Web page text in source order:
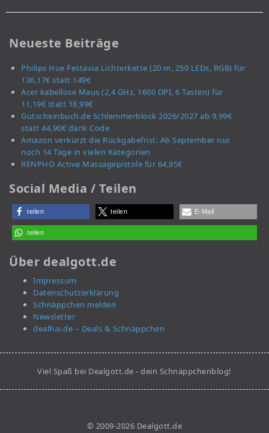
Neueste Beiträge
Philips Hue Festavia Lichterkette (20 m, 250 LEDs, RGB) für
136,17€ statt 149€
Acer kabellose Maus (2,4 GHz, 1600 DPI, 6 Tasten) für
11,19€ statt 18,99€
Gutscheinbuch.de Schlemmerblock 2026/2027 ab 9,99€
statt 44,90€ dank Code
Amazon verkürzt die Rückgabefrist: Ab September nur
noch 14 Tage in vielen Kategorien
RENPHO Active Massagepistole für 64,95€
Social Media / Teilen
teilen teilen E-Mail
teilen
Über dealgott.de
Impressum
Datenschutzerklärung
Schnäppchen melden
Newsletter
dealhai.de – Deals & Schnäppchen
Viel Spaß bei Dealgott.de - dein Schnäppchenblog!
© 2009-2026 Dealgott.de